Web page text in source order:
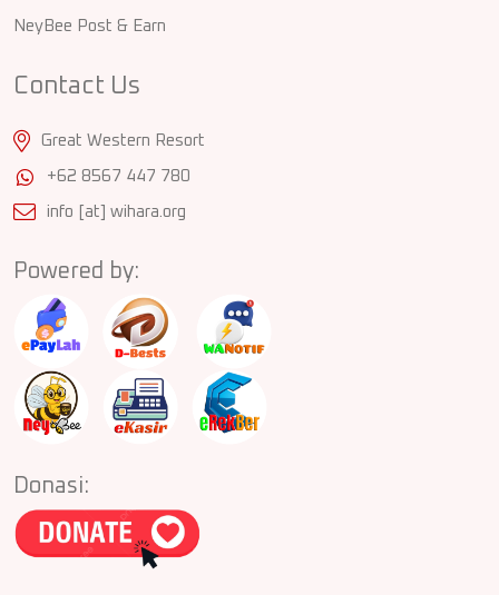
NeyBee Post & Earn
Contact Us
Great Western Resort
+62 8567 447 780
info [at] wihara.org
Powered by:
Donasi: